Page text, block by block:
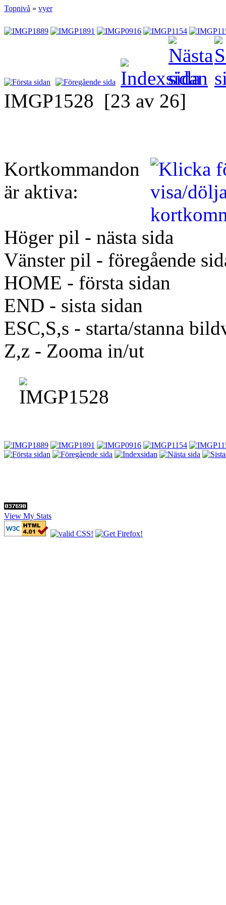
Topnivå » vyer
IMGP1528 [23 av 26]
Kortkommandon
är aktiva:
Höger pil - nästa sida
Vänster pil - föregående
HOME - första sidan
END - sista sidan
ESC,S,s - starta/stanna
Z,z - Zooma in/ut
View My Stats